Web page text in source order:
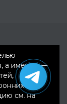
а именно —
см. на